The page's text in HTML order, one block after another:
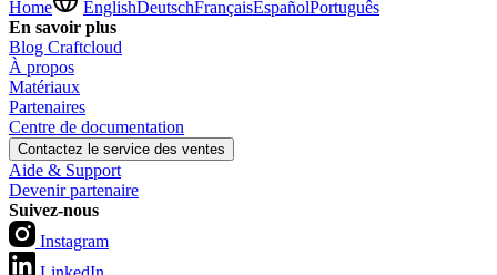
Home
EnglishDeutschFrançaisEspañolPortuguês
En savoir plus
Blog Craftcloud
À propos
Matériaux
Partenaires
Centre de documentation
Contactez le service des ventes
Aide & Support
Devenir partenaire
Suivez-nous
Instagram